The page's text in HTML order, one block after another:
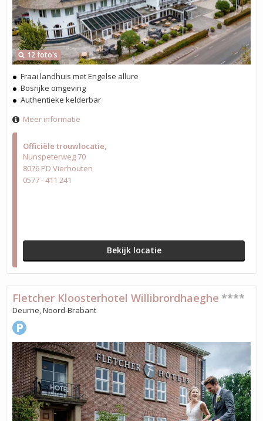
Officiële trouwlocatie
Nunspeterweg 70
8076 PD Vierhouten
0577 - 411 241
Bekijk locatie
12 foto's
Fraai landhuis met Engelse allure
Bosrijke omgeving
Authentieke kelderbar
Meer informatie
Fletcher Kloosterhotel Willibrordhaeghe ****
Deurne, Noord-Brabant